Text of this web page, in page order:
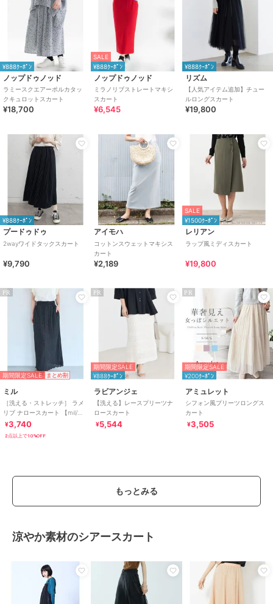
¥888ｸｰﾎﾟﾝ
ノップドゥノッド
ラミースクエアーポルカタッ
クキュロットスカート
¥18,700
SALE
¥888ｸｰﾎﾟﾝ
ノップドゥノッド
ミラノリブストレートマキシ
スカート
¥6,545
¥888ｸｰﾎﾟﾝ
リズム
【人気アイテム追加】チュー
ルロングスカート
¥19,800
¥888ｸｰﾎﾟﾝ
プードゥドゥ
2wayワイドタックスカート
¥9,790
アイモハ
コットンスウェットマキシス
カート
¥2,189
SALE
¥1500ｸｰﾎﾟﾝ
レリアン
ラップ風ミディスカート
¥19,800
PR
期間限定SALE まとめ割
ミル
［洗える・ストレッチ］ ラメ
リブ ナロースカート 【mil/ミ
ル】
¥3,740
2点以上で10%OFF
PR
期間限定SALE
¥888ｸｰﾎﾟﾝ
ラビアンジェ
【洗える】レースプリーツナ
ロースカート
¥5,544
PR
期間限定SALE
¥200ｸｰﾎﾟﾝ
アミュレット
シフォン風プリーツロングス
カート
¥3,505
もっとみる
涼やか素材のシアースカート